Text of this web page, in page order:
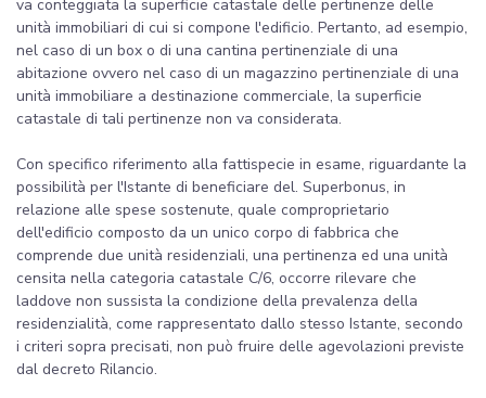
va conteggiata la superficie catastale delle pertinenze delle
unità immobiliari di cui si compone l'edificio. Pertanto, ad esempio,
nel caso di un box o di una cantina pertinenziale di una
abitazione ovvero nel caso di un magazzino pertinenziale di una
unità immobiliare a destinazione commerciale, la superficie
catastale di tali pertinenze non va considerata.
Con specifico riferimento alla fattispecie in esame, riguardante la
possibilità per l'Istante di beneficiare del. Superbonus, in
relazione alle spese sostenute, quale comproprietario
dell'edificio composto da un unico corpo di fabbrica che
comprende due unità residenziali, una pertinenza ed una unità
censita nella categoria catastale C/6, occorre rilevare che
laddove non sussista la condizione della prevalenza della
residenzialità, come rappresentato dallo stesso Istante, secondo
i criteri sopra precisati, non può fruire delle agevolazioni previste
dal decreto Rilancio.